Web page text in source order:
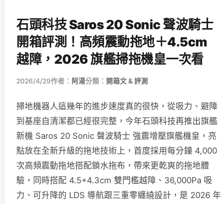
石頭科技 Saros 20 Sonic 聲波騎士
開箱評測！高頻震動拖地＋4.5cm
越障，2026 旗艦掃拖機皇一次看
2026/4/29作者： 阿湯分類： 開箱文 & 評測
掃地機器人這幾年的進步速度真的很快，從吸力、避障
到基座自清潔都已經很完整，今年石頭科技再推出旗艦
新機 Saros 20 Sonic 聲波騎士 強震增壓旗艦機皇，亮
點放在全新升級的拖地技術上，首度採用每分鐘 4,000
次高頻震動拖地搭配鎖水拖布，帶來更乾爽的拖地體
驗，同時搭配 4.5+4.3cm 雙門檻越障、36,000Pa 吸
力、可升降的 LDS 導航跟三重零纏繞設計，是 2026 年